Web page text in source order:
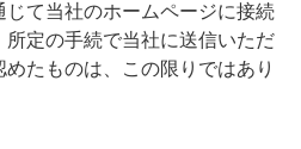
じて当社のホームページに接続
所定の手続で当社に送信いただ
たものは、この限りではあり